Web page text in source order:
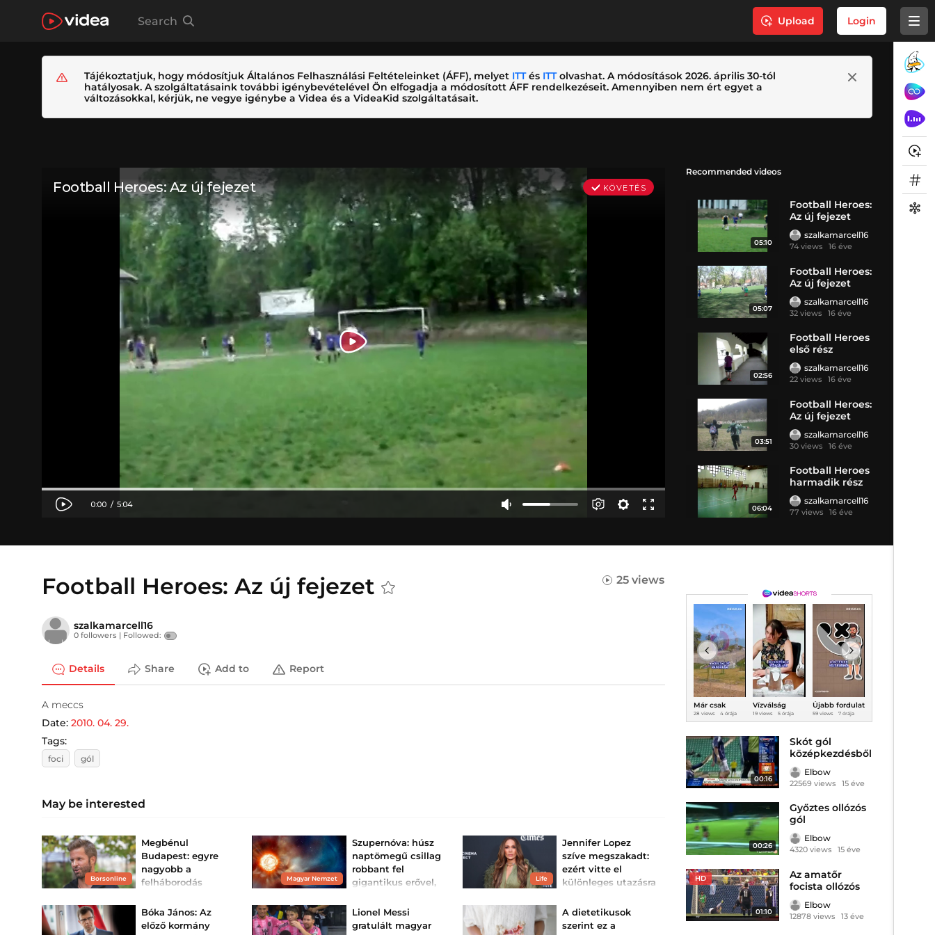
Search Upload Login
Tájékoztatjuk, hogy módosítjuk Általános Felhasználási Feltételeinket (ÁFF), melyet ITTés ITTolvashat. A módosítások 2026. április 30-tól
hatályosak. A szolgáltatásaink további igénybevételével Ön elfogadja a módosított ÁFF rendelkezéseit. Amennyiben nem ért egyet a
változásokkal, kérjük, ne vegye igénybe a Videa és a VideaKid szolgáltatásait.
Recommended videos
05:10
Football Heroes:
Az új fejezet
szalkamarcell16
74 views 16 éve
05:07
Football Heroes:
Az új fejezet
szalkamarcell16
32 views 16 éve
02:56
Football Heroes
első rész
szalkamarcell16
22 views 16 éve
03:51
Football Heroes:
Az új fejezet
szalkamarcell16
30 views 16 éve
06:04
Football Heroes
harmadik rész
szalkamarcell16
77 views 16 éve
Football Heroes: Az új fejezet 25 views
szalkamarcell16
0 followers | Followed:
Details Share Add to Report
A meccs
Date: 2010. 04. 29.
Tags:
foci gól
May be interested
Borsonline
Megbénul
Budapest: egyre
nagyobb a
felháborodás
bulija miatt –
Vitézy Dávid is
Magyar Nemzet
Szupernóva: húsz
naptömegű csillag
robbant fel
gigantikus erővel,
produkálva
Világszerte nagy
teljesítményű teleszkópok
Life
Jennifer Lopez
szíve megszakadt:
ezért vitte el
különleges utazásra
Ritkán enged bepillantást
a családi életébe, most
azonban kivételt tett.
Bóka János: Az
előző kormány
Lionel Messi
gratulált magyar
A dietetikusok
szerint ez a
Már csak
napok
választanak el
28 views 4 órája
Vízválság
helyett
Facebook-
teljesen
elszabadultak
az indulatok
19 views 5 órája
Újabb fordulat
a Robinson
Tours
59 views 7 órája
Európa
00:16
Skót gól
középkezdésből
Elbow
22569 views 15 éve
00:26
Győztes ollózós
gól
Elbow
4320 views 15 éve
HD
01:10
Az amatőr
focista ollózós
gólja
Elbow
12878 views 13 éve